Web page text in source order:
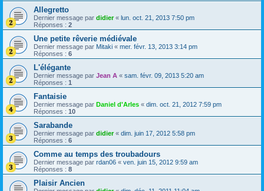
Allegretto
Dernier message par didier« lun. oct. 21, 2013 7:50 pm
Réponses : 2
Une petite rêverie médiévale
Dernier message par Mitaki « mer. févr. 13, 2013 3:14 pm
Réponses : 6
L'élégante
Dernier message par Jean A « sam. févr. 09, 2013 5:20 am
Réponses : 1
Fantaisie
Dernier message par Daniel d'Arles « dim. oct. 21, 2012 7:59 pm
Réponses : 10
Sarabande
Dernier message par didier« dim. juin 17, 2012 5:58 pm
Réponses : 6
Comme au temps des troubadours
Dernier message par rdan06 « ven. juin 15, 2012 9:59 am
Réponses : 8
Plaisir Ancien